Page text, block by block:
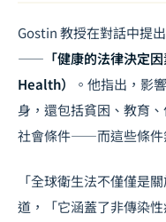
Gostin 教授在對話中提
—— 「健康的法律決定
Health）
。他指出，影
身，還包括貧困、教育
社會條件——而這些條件
「全球衛生法不僅僅是
道，「它涵蓋了非傳染